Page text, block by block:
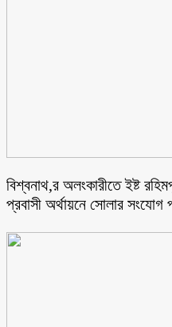
বিশ্বনাথ,র অলংকারীতে ইষ্ট
প্রবাসী অর্থায়নে সোলার